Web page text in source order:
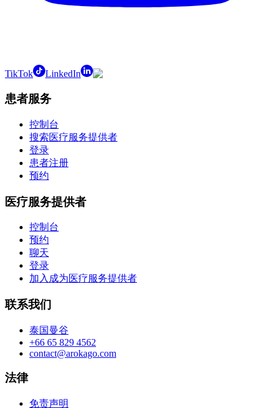
TikTok LinkedIn
患者服务
控制台
搜索医疗服务提供者
登录
患者注册
预约
医疗服务提供者
控制台
预约
聊天
登录
加入成为医疗服务提供者
联系我们
泰国曼谷
+66 65 829 4562
contact@arokago.com
法律
免责声明